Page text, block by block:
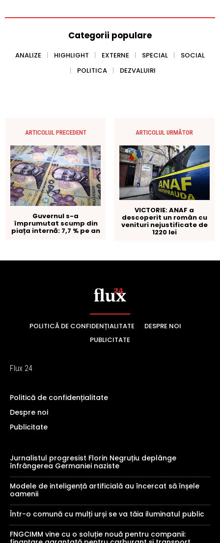
POLITICĂ DE CONFIDENȚIALITATE
DESPRE NOI
PUBLICITATE
Flux 24
Politică de confidențialitate
Despre noi
Publicitate
Jurnalistul progresist Florin Negruțiu deplânge
înfrângerea Germaniei naziste
Modele de inteligență artificială au încercat să înșele
oamenii
Într-o comună cu mulți urși se va tăia iluminatul public
FNGCIMM vine cu o soluție nouă pentru companii: